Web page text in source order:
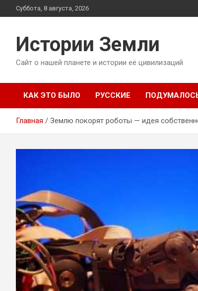
Перейти
к
Суббота, 8 августа, 2026
Истории Земли
Сайт о нашей планете и истории её цивилизаций
КАК ЭТО БЫЛО РУССКИЕ
Главная Землю покорят роботы — идея